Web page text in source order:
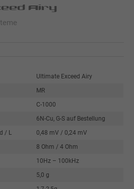
Airy
Ultimate Exceed Airy
MR
C-1000
6N-Cu, G-S auf Bestellung
/ L
0,48 mV / 0,24 mV
8 Ohm / 4 Ohm
10Hz – 100kHz
5,0 g